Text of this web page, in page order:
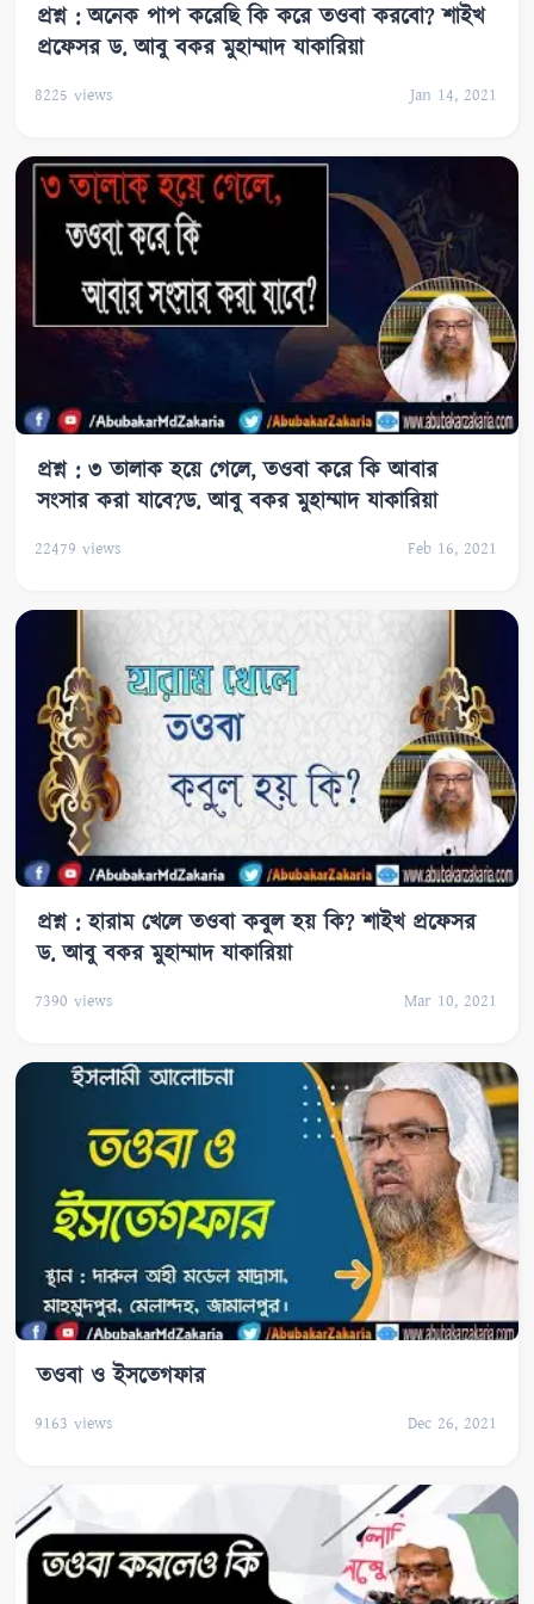
প্রশ্ন : অনেক পাপ করেছি কি করে তওবা করবো? শাইখ
প্রফেসর ড. আবু বকর মুহাম্মাদ যাকারিয়া
8225 views Jan 14, 2021
প্রশ্ন : ৩ তালাক হয়ে গেলে, তওবা করে কি আবার
সংসার করা যাবে?ড. আবু বকর মুহাম্মাদ যাকারিয়া
22479 views Feb 16, 2021
প্রশ্ন : হারাম খেলে তওবা কবুল হয় কি? শাইখ প্রফেসর
ড. আবু বকর মুহাম্মাদ যাকারিয়া
7390 views Mar 10, 2021
তওবা ও ইসতেগফার
9163 views Dec 26, 2021